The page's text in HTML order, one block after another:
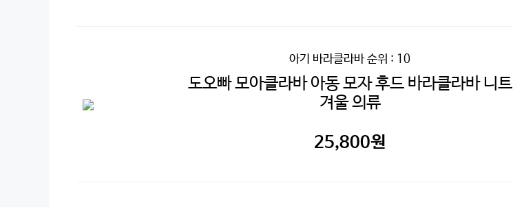
아기 바라클라바순위 : 10
도오빠 모아클라바 아동 모자 후드 바라클라바 니트
겨울 의류
25,800원